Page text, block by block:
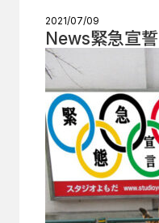
2021/07/09
News緊急宣誓